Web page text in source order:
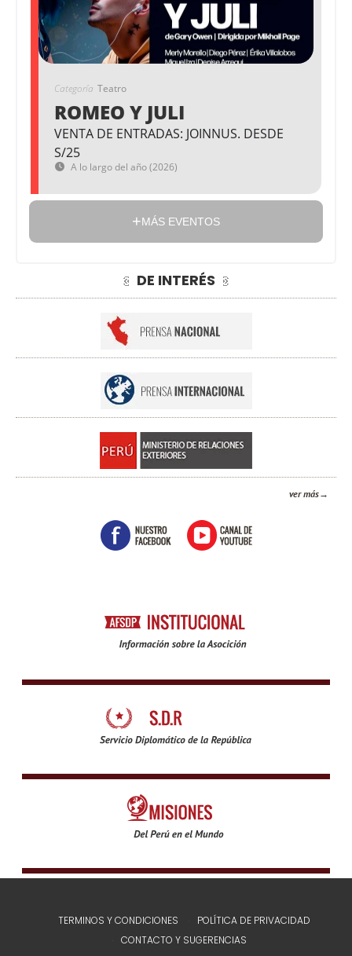
Categoría Teatro
ROMEO Y JULI
VENTA DE ENTRADAS: JOINNUS. DESDE
S/25
A lo largo del año (2026)
MÁS EVENTOS
DE INTERÉS
ver más
TERMINOS Y CONDICIONES
POLÍTICA DE PRIVACIDAD
CONTACTO Y SUGERENCIAS